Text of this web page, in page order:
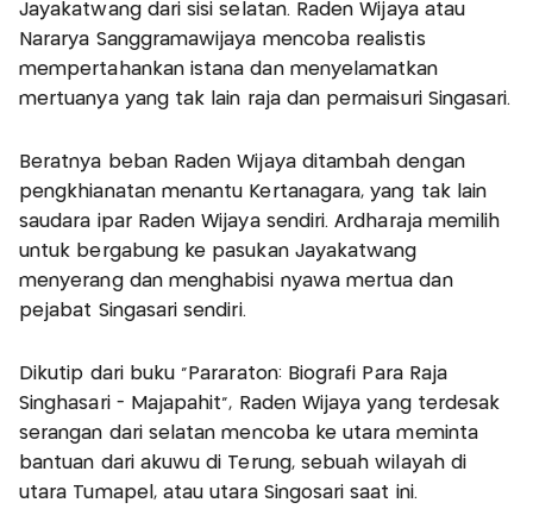
Jayakatwang dari sisi selatan. Raden Wijaya atau
Nararya Sanggramawijaya mencoba realistis
mempertahankan istana dan menyelamatkan
mertuanya yang tak lain raja dan permaisuri Singasari.
Beratnya beban Raden Wijaya ditambah dengan
pengkhianatan menantu Kertanagara, yang tak lain
saudara ipar Raden Wijaya sendiri. Ardharaja memilih
untuk bergabung ke pasukan Jayakatwang
menyerang dan menghabisi nyawa mertua dan
pejabat Singasari sendiri.
Dikutip dari buku "Pararaton: Biografi Para Raja
Singhasari - Majapahit", Raden Wijaya yang terdesak
serangan dari selatan mencoba ke utara meminta
bantuan dari akuwu di Terung, sebuah wilayah di
utara Tumapel, atau utara Singosari saat ini.